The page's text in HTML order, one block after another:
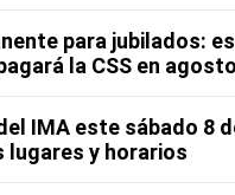
para jubilados:
la CSS en
IMA este sábado 8
lugares y horarios